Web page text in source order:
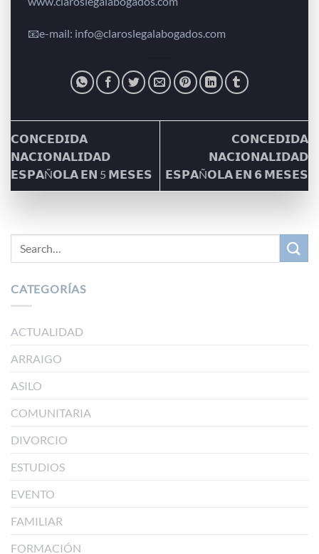
📧e-mail: info@claroslegalabogados.com
𝗖𝗢𝗡𝗖𝗘𝗗𝗜𝗗𝗔
𝗡𝗔𝗖𝗜𝗢𝗡𝗔𝗟𝗜𝗗𝗔𝗗
𝗘𝗦𝗣𝗔Ñ𝗢𝗟𝗔 𝗘𝗡 5 𝗠𝗘𝗦𝗘𝗦
𝗖𝗢𝗡𝗖𝗘𝗗𝗜𝗗𝗔
𝗡𝗔𝗖𝗜𝗢𝗡𝗔𝗟𝗜𝗗𝗔𝗗
𝗘𝗦𝗣𝗔Ñ𝗢𝗟𝗔 𝗘𝗡 𝟲 𝗠𝗘𝗦𝗘𝗦
CATEGORÍAS
ACTUALIDAD
ARRAIGO
ASILO
COMUNITARIA
DIVORCIO
ESTUDIOS
EVENTO
FAMILIAR
FORMACIÓN